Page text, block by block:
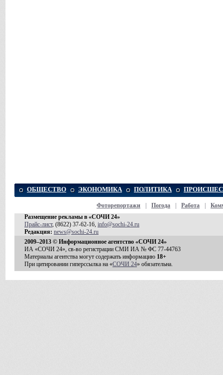
ОБЩЕСТВО ЭКОНОМИКА ПОЛИТИКА
Фоторепортажи Погода Работа
Размещение рекламы в «СОЧИ 24»
Прайс-лист, (8622) 37-62-16, info@sochi-24.ru
Редакция: news@sochi-24.ru
2009–2013 © Информационное агентство «СОЧИ 24»
ИА «СОЧИ 24», св-во регистрации СМИ ИА № ФС 77-44763
Материалы агентства могут содержать информацию 18+
При цитировании гиперссылка на «СОЧИ 24» обязательна.